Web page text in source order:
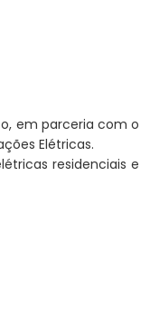
em parceria com o
Elétricas.
residenciais e